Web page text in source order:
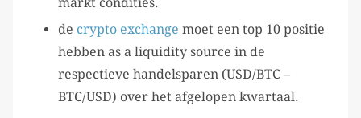
de crypto exchange moet een top 10 positie
hebben as a liquidity source in de
respectieve handelsparen (USD/BTC –
BTC/USD) over het afgelopen kwartaal.